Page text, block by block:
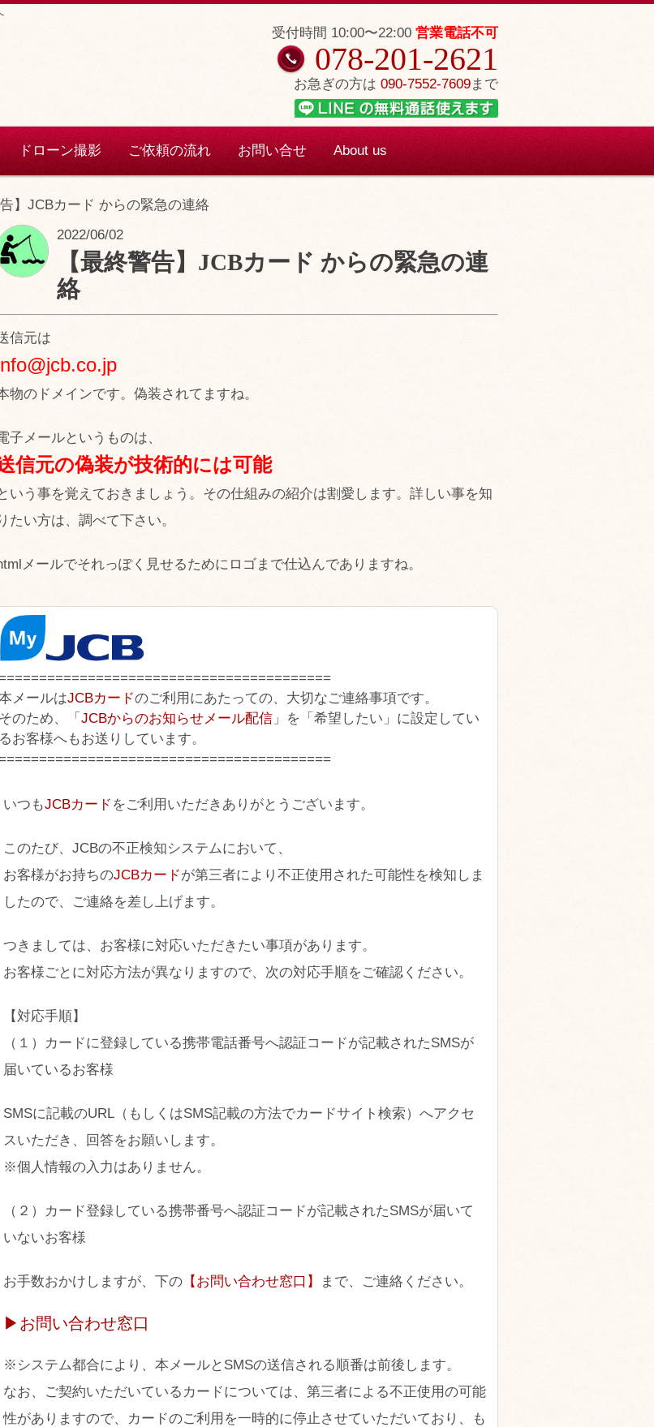
受付時間 10:00〜22:00 営業電話不可
078-201-2621
お急ぎの方は 090-7552-7609まで
ドローン撮影 ご依頼の流れ お問い合せ About us
告】JCBカード からの緊急の連絡
2022/06/02
【最終警告】JCBカード からの緊急の連
絡
信元は
物のドメインです。偽装されてますね。
子メールというものは、
信元の偽装が技術的には可能
いう事を覚えておきましょう。その仕組みの紹介は割愛します。詳しい事を知
たい方は、調べて下さい。
メールでそれっぽく見せるためにロゴまで仕込んでありますね。
メールはJCBカードのご利用にあたっての、大切なご連絡事項です。
そのため、「 JCBからのお知らせメール配信 」を「希望したい」に設定してい
るお客様へもお送りしています。
いつもJCBカード をご利用いただきありがとうございます。
このたび、JCBの不正検知システムにおいて、
お客様がお持ちのJCBカードが第三者により不正使用された可能性を検知しま
したので、ご連絡を差し上げます。
つきましては、お客様に対応いただきたい事項があります。
お客様ごとに対応方法が異なりますので、次の対応手順をご確認ください。
【対応手順】
（１）カードに登録している携帯電話番号へ認証コードが記載されたSMSが
届いているお客様
SMSに記載のURL（もしくはSMS記載の方法でカードサイト検索）へアクセ
スいただき、回答をお願いします。
※個人情報の入力はありません。
（２）カード登録している携帯番号へ認証コードが記載されたSMSが届いて
いないお客様
お手数おかけしますが、下の 【お問い合わせ窓口】 まで、ご連絡ください。
▶お問い合わせ窓口
※システム都合により、本メールとSMSの送信される順番は前後します。
なお、ご契約いただいているカードについては、第三者による不正使用の可能
性がありますので、カードのご利用を一時的に停止させていただいており、も